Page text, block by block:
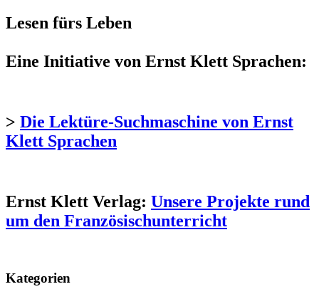
Lesen fürs Leben
Eine Initiative von Ernst Klett Sprachen:
> Die Lektüre-Suchmaschine von Ernst
Klett Sprachen
Ernst Klett Verlag: Unsere Projekte rund
um den Französischunterricht
Kategorien